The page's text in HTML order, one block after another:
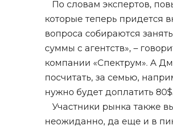
По словам экспертов,
которые теперь придется
вопроса собираются
суммы с агентств», –
компании «Спектрум». А
посчитать, за семью,
нужно будет доплатить
Участники рынка также
неожиданно, да еще и в